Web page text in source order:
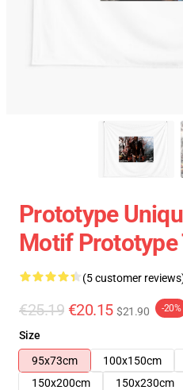
Prototype
Motif Prototype
(5 customer
€25.19 €20.15 $21.90 -20%
Size
95x73cm
100x150cm
150x200cm
150x230cm